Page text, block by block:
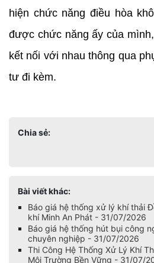
hiện chức năng điều hòa
được chức năng ấy của
kết nối với nhau thông qua
tư đi kèm.
Chia sẻ:
Bài viết khác:
Báo giá hệ thống xử lý khí thải
khí Minh An Phát - 31/07/2026
Báo giá hệ thống hút bụi công
chuyên nghiệp - 31/07/2026
Thi Công Hệ Thống Xử Lý Khí
Môi Trường Bền Vững - 31/07/